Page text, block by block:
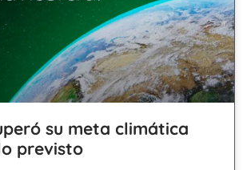
su meta climática
previsto